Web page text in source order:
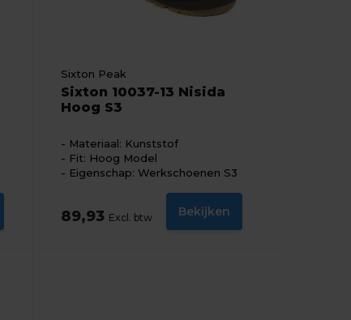
Sixton Peak
Sixton 10037-13 Nisida
Hoog S3
Materiaal: Kunststof
Fit: Hoog Model
Eigenschap: Werkschoenen S3
89,93 Excl. btw Bekijken